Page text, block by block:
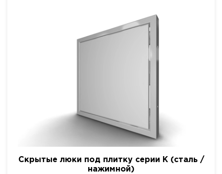
Скрытые люки под плитку серии K (сталь /
нажимной)